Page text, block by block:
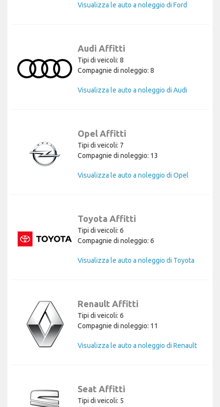
Visualizza le auto a noleggio di Ford
Audi Affitti
Tipi di veicoli: 8
Compagnie di noleggio: 8
Visualizza le auto a noleggio di Audi
Opel Affitti
Tipi di veicoli: 7
Compagnie di noleggio: 13
Visualizza le auto a noleggio di Opel
Toyota Affitti
Tipi di veicoli: 6
Compagnie di noleggio: 6
Visualizza le auto a noleggio di Toyota
Renault Affitti
Tipi di veicoli: 6
Compagnie di noleggio: 11
Visualizza le auto a noleggio di Renault
Seat Affitti
Tipi di veicoli: 5